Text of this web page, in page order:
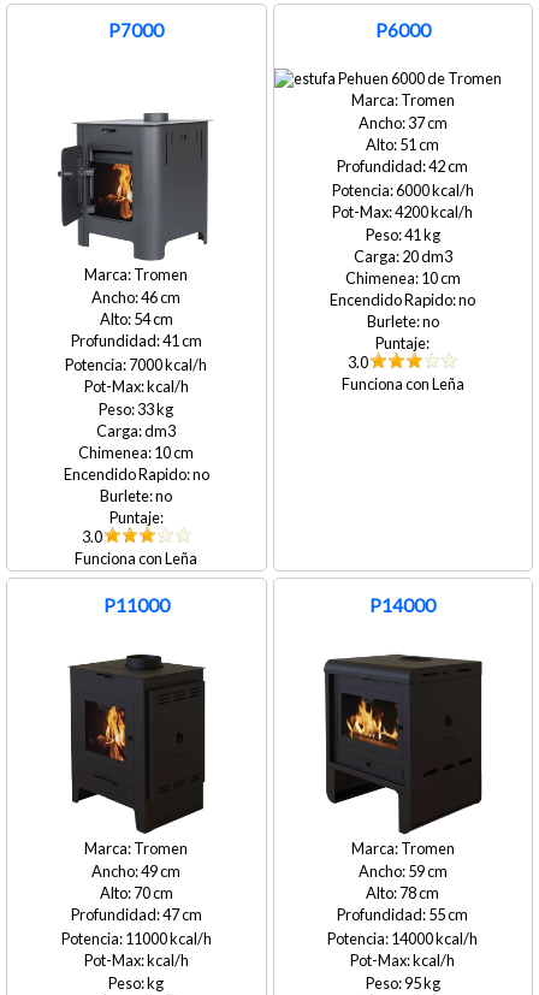
P7000
Tromen
46
54
41
7000
33
10
no
no
3.0
Leña
P6000
Tromen
37
51
42
6000
4200
41
20
10
no
no
3.0
Leña
P11000
Tromen
49
70
47
11000
P14000
Tromen
59
78
55
14000
95